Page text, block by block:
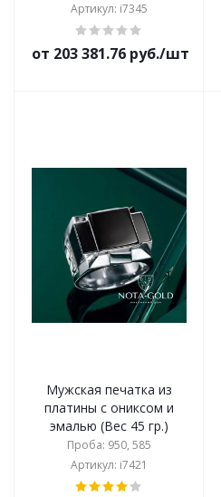
Артикул: i7345
от 203 381.76 руб./шт
Мужская печатка из
платины с ониксом и
эмалью (Вес 45 гр.)
Проба: 950, 585
Артикул: i7421